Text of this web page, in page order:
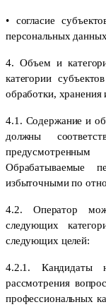
• согласие
персональных
4. Объем и
категории
обработки,
4.1. Содержание и
должны
Обрабатываемые
избыточными по
4.2. Оператор
следующих
следующих целей:
4.2.1.
рассмотрения
профессиональных